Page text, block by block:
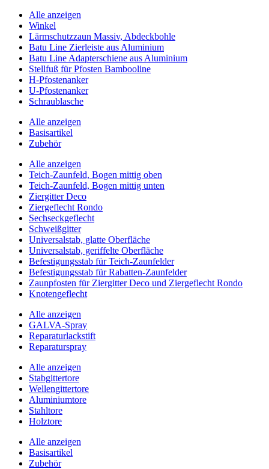
Alle anzeigen
Winkel
Lärmschutzzaun Massiv, Abdeckbohle
Batu Line Zierleiste aus Aluminium
Batu Line Adapterschiene aus Aluminium
Stellfuß für Pfosten Bambooline
H-Pfostenanker
U-Pfostenanker
Schraublasche
Alle anzeigen
Basisartikel
Zubehör
Alle anzeigen
Teich-Zaunfeld, Bogen mittig oben
Teich-Zaunfeld, Bogen mittig unten
Ziergitter Deco
Ziergeflecht Rondo
Sechseckgeflecht
Schweißgitter
Universalstab, glatte Oberfläche
Universalstab, geriffelte Oberfläche
Befestigungsstab für Teich-Zaunfelder
Befestigungsstab für Rabatten-Zaunfelder
Zaunpfosten für Ziergitter Deco und Ziergeflecht Rondo
Knotengeflecht
Alle anzeigen
GALVA-Spray
Reparaturlackstift
Reparaturspray
Alle anzeigen
Stabgittertore
Wellengittertore
Aluminiumtore
Stahltore
Holztore
Alle anzeigen
Basisartikel
Zubehör